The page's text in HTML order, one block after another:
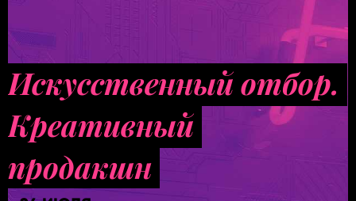
Искусственный отбор.
Креативный
продакшн